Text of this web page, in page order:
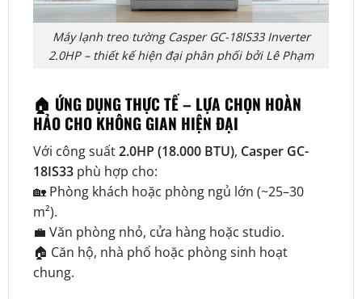
Máy lạnh treo tường Casper GC-18IS33 Inverter
2.0HP – thiết kế hiện đại phân phối bởi Lê Phạm
🏠 ỨNG DỤNG THỰC TẾ – LỰA CHỌN HOÀN
HẢO CHO KHÔNG GIAN HIỆN ĐẠI
Với công suất2.0HP (18.000 BTU), Casper GC-
18IS33phù hợp cho:
🏡 Phòng khách hoặc phòng ngủ lớn (~25–30
m²).
💼 Văn phòng nhỏ, cửa hàng hoặc studio.
🏠 Căn hộ, nhà phố hoặc phòng sinh hoạt
chung.